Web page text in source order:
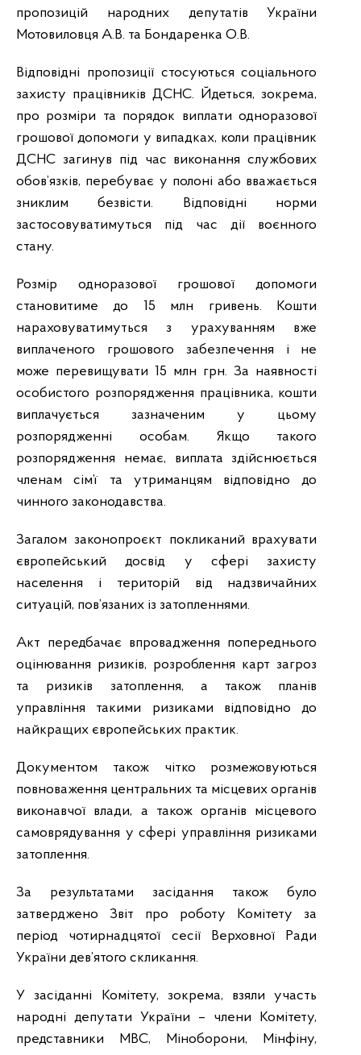
пропозицій народних депутатів України
Мотовиловця А.В. та Бондаренка О.В.
Відповідні пропозиції стосуються соціального
захисту працівників ДСНС. Йдеться, зокрема,
про розміри та порядок виплати одноразової
грошової допомоги у випадках, коли працівник
ДСНС загинув під час виконання службових
обов’язків, перебуває у полоні або вважається
зниклим безвісти. Відповідні норми
застосовуватимуться під час дії воєнного
стану.
Розмір одноразової грошової допомоги
становитиме до 15 млн гривень. Кошти
нараховуватимуться з урахуванням вже
виплаченого грошового забезпечення і не
може перевищувати 15 млн грн. За наявності
особистого розпорядження працівника, кошти
виплачується зазначеним у цьому
розпорядженні особам. Якщо такого
розпорядження немає, виплата здійснюється
членам сім’ї та утриманцям відповідно до
чинного законодавства.
Загалом законопроєкт покликаний врахувати
європейський досвід у сфері захисту
населення і територій від надзвичайних
ситуацій, пов’язаних із затопленнями.
Акт передбачає впровадження попереднього
оцінювання ризиків, розроблення карт загроз
та ризиків затоплення, а також планів
управління такими ризиками відповідно до
найкращих європейських практик.
Документом також чітко розмежовуються
повноваження центральних та місцевих органів
виконавчої влади, а також органів місцевого
самоврядування у сфері управління ризиками
затоплення.
За результатами засідання також було
затверджено Звіт про роботу Комітету за
період чотирнадцятої сесії Верховної Ради
України дев’ятого скликання.
У засіданні Комітету, зокрема, взяли участь
народні депутати України – члени Комітету,
представники МВС, Міноборони, Мінфіну,